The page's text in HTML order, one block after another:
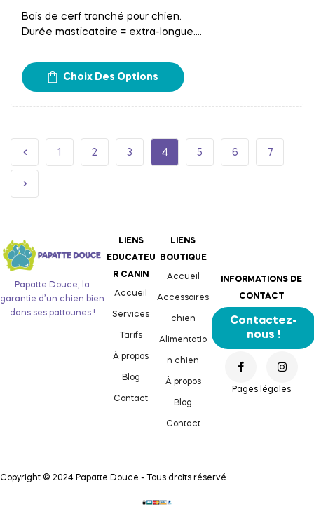
Bois de cerf tranché pour chien.
Durée masticatoire = extra-longue.
Retrait gratuit chez Papatte Douce à Bordeaux.
Choix Des Options
1 2 3 4 5 6 7
Papatte Douce, la
garantie d’un chien bien
dans ses pattounes !
LIENS
EDUCATEU
R CANIN
Accueil
Services
Tarifs
À propos
Blog
Contact
LIENS
BOUTIQUE
Accueil
Accessoires
chien
Alimentatio
n chien
À propos
Blog
Contact
INFORMATIONS DE
CONTACT
Contactez-
nous !
Pages légales
Copyright © 2024 Papatte Douce - Tous droits réservé